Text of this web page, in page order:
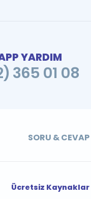
YARDIM
365 01 08
SORU & CEVAP
Ücretsiz Kaynaklar